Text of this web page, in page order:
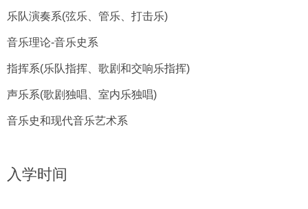
乐队演奏系(弦乐、管乐、打击乐)
音乐理论-音乐史系
指挥系(乐队指挥、歌剧和交响乐指挥)
声乐系(歌剧独唱、室内乐独唱)
音乐史和现代音乐艺术系
入学时间